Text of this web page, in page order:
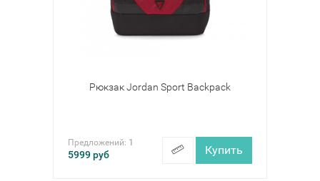
Рюкзак Jordan Sport Backpack
Предложений: 1
5999руб Купить